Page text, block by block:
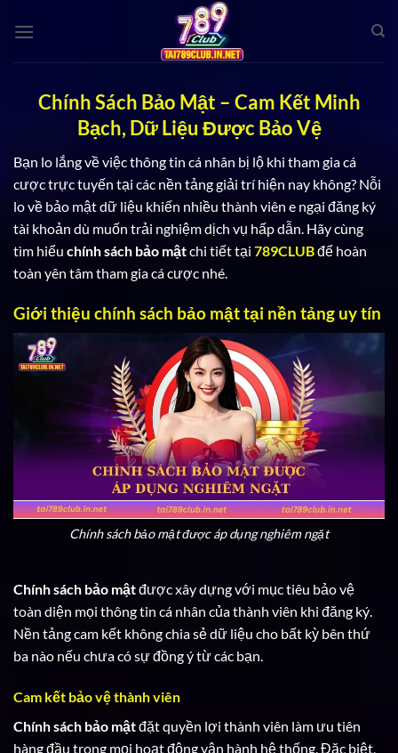
qua
Chính Sách Bảo Mật – Cam Kết Minh
Bạch, Dữ Liệu Được Bảo Vệ
Bạn lo lắng về việc thông tin cá nhân bị lộ khi tham gia cá
cược trực tuyến tại các nền tảng giải trí hiện nay không? Nỗi
lo về bảo mật dữ liệu khiến nhiều thành viên e ngại đăng ký
tài khoản dù muốn trải nghiệm dịch vụ hấp dẫn. Hãy cùng
tìm hiểu chính sách bảo mậtchi tiết tại 789CLUBđể hoàn
toàn yên tâm tham gia cá cược nhé.
Giới thiệu chính sách bảo mật tại nền tảng uy tín
Chính sách bảo mật được áp dụng nghiêm ngặt
Chính sách bảo mậtđược xây dựng với mục tiêu bảo vệ
toàn diện mọi thông tin cá nhân của thành viên khi đăng ký.
Nền tảng cam kết không chia sẻ dữ liệu cho bất kỳ bên thứ
ba nào nếu chưa có sự đồng ý từ các bạn.
Cam kết bảo vệ thành viên
Chính sách bảo mậtđặt quyền lợi thành viên làm ưu tiên
hàng đầu trong mọi hoạt động vận hành hệ thống. Đặc biệt,